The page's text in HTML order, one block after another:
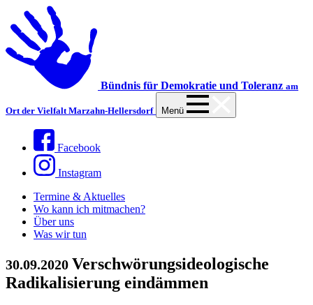
Bündnis für Demokratie und Toleranz am
Ort der Vielfalt Marzahn-Hellersdorf Menü
Facebook
Instagram
Termine & Aktuelles
Wo kann ich mitmachen?
Über uns
Was wir tun
30.09.2020 Verschwörungsideologische
Radikalisierung eindämmen